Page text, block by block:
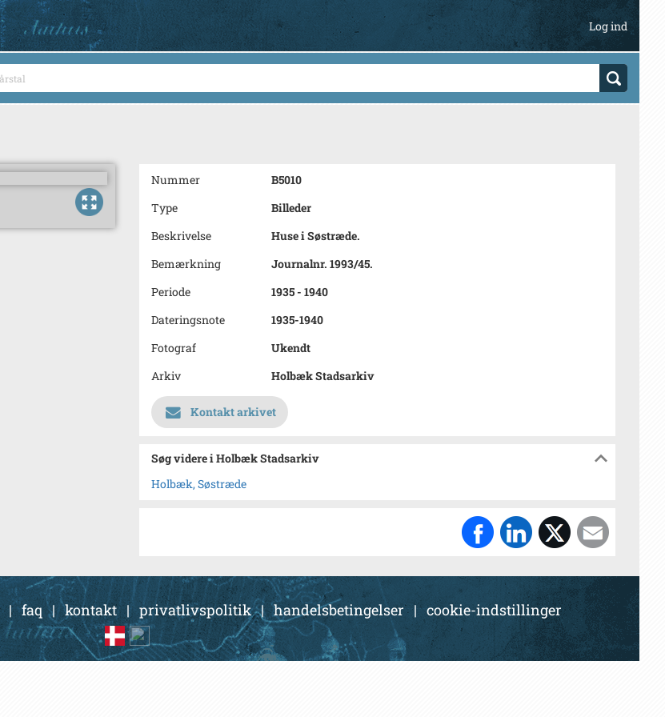
Log ind
Nummer
B5010
Type
Billeder
Beskrivelse
Huse i Søstræde.
Bemærkning
Journalnr. 1993/45.
Periode
1935 - 1940
Dateringsnote
1935-1940
Fotograf
Ukendt
Arkiv
Holbæk Stadsarkiv
Kontakt arkivet
Søg videre i Holbæk Stadsarkiv
Holbæk, Søstræde
|faq |kontakt| privatlivspolitik|handelsbetingelser | cookie-indstillinger